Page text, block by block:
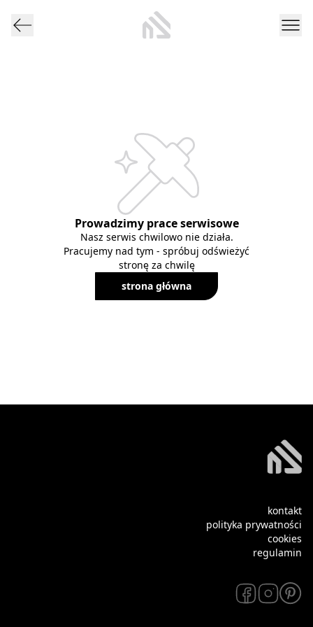
Prowadzimy prace serwisowe
Nasz serwis chwilowo nie działa.
Pracujemy nad tym - spróbuj odświeżyć
stronę za chwilę
strona główna
kontakt
polityka prywatności
cookies
regulamin